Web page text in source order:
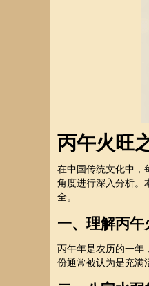
丙午火旺
在中国传统文化中，
角度进行深入分析。
全。
一、理解丙午
丙午年是农历的一年
份通常被认为是充满